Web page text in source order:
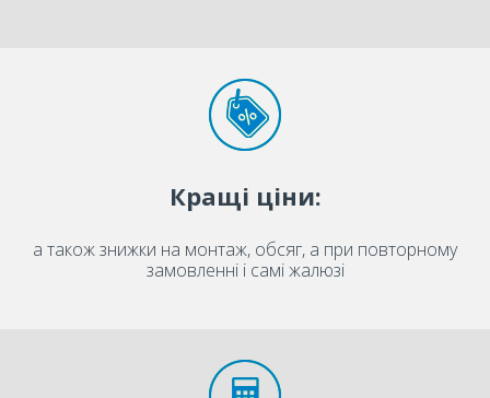
Кращі ціни:
а також знижки на монтаж, обсяг, а при повторному
замовленні і самі жалюзі